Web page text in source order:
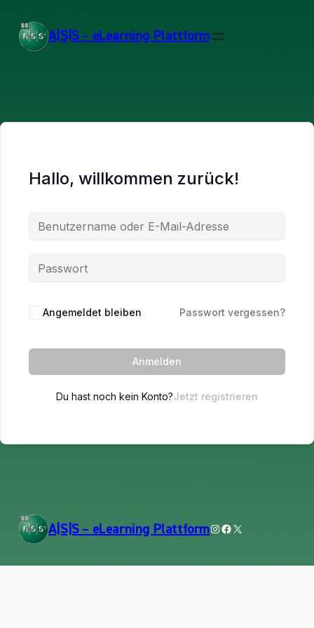
A|S|S – eLearning Plattform
Hallo, willkommen zurück!
Angemeldet bleiben Passwort vergessen?
Anmelden
Du hast noch kein Konto?Jetzt registrieren
A|S|S – eLearning PlattformInstagram
Facebook
X